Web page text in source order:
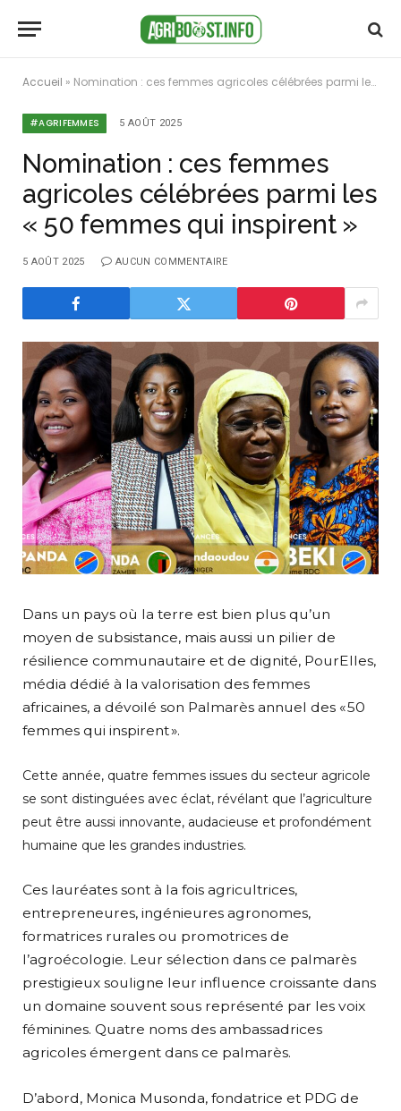
Accueil » Nomination : ces femmes agricoles célébrées parmi les « 50 femmes qui inspirent »
#AGRIFEMMES 5 AOÛT 2025
Nomination : ces femmes
agricoles célébrées parmi les
« 50 femmes qui inspirent »
5 AOÛT 2025 AUCUN COMMENTAIRE
Dans un pays où la terre est bien plus qu’un
moyen de subsistance, mais aussi un pilier de
résilience communautaire et de dignité, PourElles,
média dédié à la valorisation des femmes
africaines, a dévoilé son Palmarès annuel des « 50
femmes qui inspirent ».
Cette année, quatre femmes issues du secteur agricole
se sont distinguées avec éclat, révélant que l’agriculture
peut être aussi innovante, audacieuse et profondément
humaine que les grandes industries.
‎Ces lauréates sont à la fois agricultrices,
entrepreneures, ingénieures agronomes,
formatrices rurales ou promotrices de
l’agroécologie. Leur sélection dans ce palmarès
prestigieux souligne leur influence croissante dans
un domaine souvent sous représenté par les voix
féminines. Quatre noms des ambassadrices
agricoles émergent dans ce palmarès.
D’abord, Monica Musonda, fondatrice et PDG de